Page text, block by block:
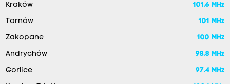
Kraków 101.6 MHz
Tarnów 101 MHz
Zakopane 100 MHz
Andrychów 98.8 MHz
Gorlice 97.4 MHz